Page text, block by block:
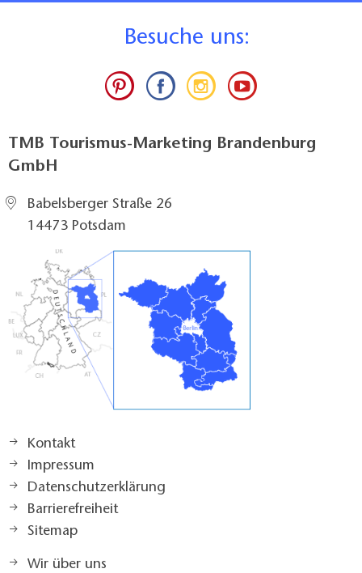
Besuche uns:
TMB Tourismus-Marketing Brandenburg
GmbH
Babelsberger Straße 26
14473 Potsdam
Kontakt
Impressum
Datenschutzerklärung
Barrierefreiheit
Sitemap
Wir über uns